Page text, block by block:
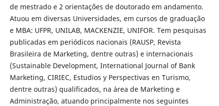
de mestrado e 2 orientações de doutorado em andamento.
Atuou em diversas Universidades, em cursos de graduação
e MBA: UFPR, UNILAB, MACKENZIE, UNIFOR. Tem pesquisas
publicadas em periódicos nacionais (RAUSP, Revista
Brasileira de Marketing, dentre outras) e internacionais
(Sustainable Development, International Journal of Bank
Marketing, CIRIEC, Estudios y Perspectivas en Turismo,
dentre outras) qualificados, na área de Marketing e
Administração, atuando principalmente nos seguintes